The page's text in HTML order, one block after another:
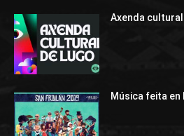
Axenda cultural
Música feita en